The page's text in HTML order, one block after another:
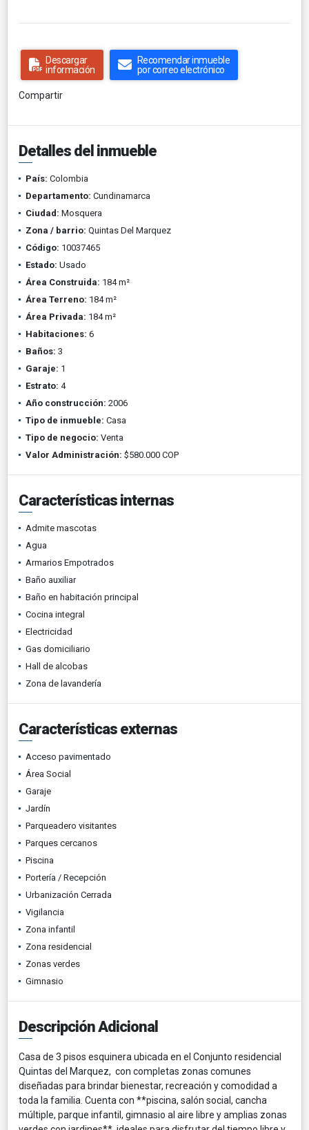
Descargar
información
Recomendar inmueble
por correo electrónico
Compartir
Detalles del inmueble
País: Colombia
Departamento: Cundinamarca
Ciudad: Mosquera
Zona / barrio: Quintas Del Marquez
Código: 10037465
Estado: Usado
Área Construida: 184 m²
Área Terreno: 184 m²
Área Privada: 184 m²
Habitaciones: 6
Baños: 3
Garaje: 1
Estrato: 4
Año construcción: 2006
Tipo de inmueble: Casa
Tipo de negocio: Venta
Valor Administración: $580.000 COP
Características internas
Admite mascotas
Agua
Armarios Empotrados
Baño auxiliar
Baño en habitación principal
Cocina integral
Electricidad
Gas domiciliario
Hall de alcobas
Zona de lavandería
Características externas
Acceso pavimentado
Área Social
Garaje
Jardín
Parqueadero visitantes
Parques cercanos
Piscina
Portería / Recepción
Urbanización Cerrada
Vigilancia
Zona infantil
Zona residencial
Zonas verdes
Gimnasio
Descripción Adicional
Casa de 3 pisos esquinera ubicada en el Conjunto residencial
Quintas del Marquez, con completas zonas comunes
diseñadas para brindar bienestar, recreación y comodidad a
toda la familia. Cuenta con **piscina, salón social, cancha
múltiple, parque infantil, gimnasio al aire libre y amplias zonas